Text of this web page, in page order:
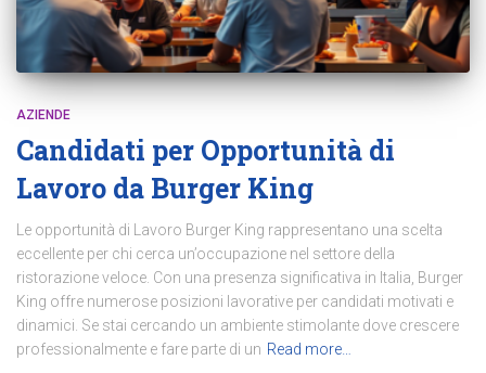
AZIENDE
Candidati per Opportunità di
Lavoro da Burger King
Le opportunità di Lavoro Burger King rappresentano una scelta
eccellente per chi cerca un’occupazione nel settore della
ristorazione veloce. Con una presenza significativa in Italia, Burger
King offre numerose posizioni lavorative per candidati motivati e
dinamici. Se stai cercando un ambiente stimolante dove crescere
professionalmente e fare parte di un Read more…